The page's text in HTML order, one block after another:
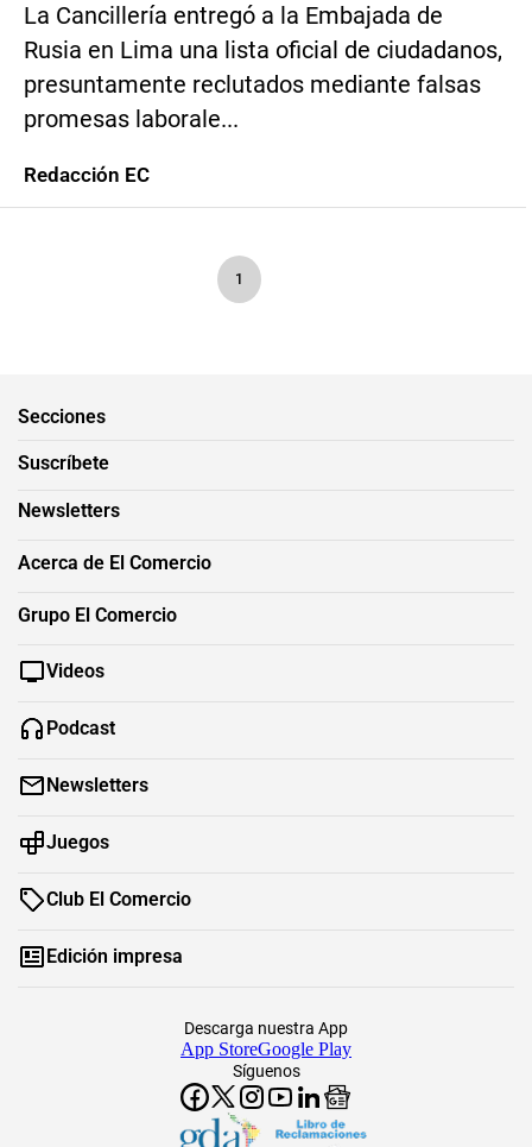
La Cancillería entregó a la Embajada de
Rusia en Lima una lista oficial de ciudadanos,
presuntamente reclutados mediante falsas
promesas laborale...
Redacción EC
1
Secciones
Suscríbete
Newsletters
Acerca de El Comercio
Grupo El Comercio
Videos
Podcast
Newsletters
Juegos
Club El Comercio
Edición impresa
Síguenos
Descarga nuestra App
App StoreGoogle Play